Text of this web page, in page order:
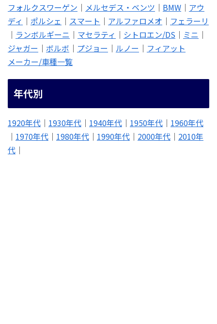
フォルクスワーゲン ｜ メルセデス・ベンツ ｜ BMW ｜ アウ
ディ ｜ ポルシェ ｜ スマート ｜ アルファロメオ ｜ フェラーリ
｜ ランボルギーニ ｜ マセラティ ｜ シトロエン/DS ｜ ミニ ｜
ジャガー ｜ ボルボ ｜ プジョー ｜ ルノー ｜ フィアット
メーカー/車種一覧
年代別
1920年代 ｜ 1930年代 ｜ 1940年代 ｜ 1950年代 ｜ 1960年代
｜ 1970年代 ｜ 1980年代 ｜ 1990年代 ｜ 2000年代 ｜ 2010年
代 ｜